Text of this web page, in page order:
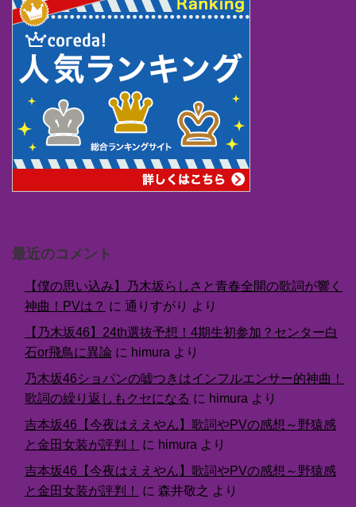
最近のコメント
【僕の思い込み】乃木坂らしさと青春全開の歌詞が響く
神曲！PVは？ に 通りすがり より
【乃木坂46】24th選抜予想！4期生初参加？センター白
石or飛鳥に異論 に himura より
乃木坂46ショパンの嘘つきはインフルエンサー的神曲！
歌詞の繰り返しもクセになる に himura より
吉本坂46【今夜はええやん】歌詞やPVの感想～野猿感
と金田女装が評判！
に himura より
吉本坂46【今夜はええやん】歌詞やPVの感想～野猿感
と金田女装が評判！
に 森井敬之 より